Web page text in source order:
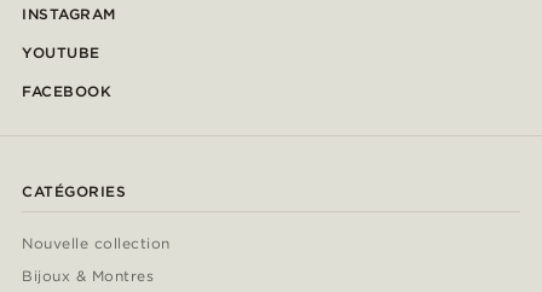
INSTAGRAM
YOUTUBE
FACEBOOK
CATÉGORIES
Nouvelle collection
Bijoux & Montres